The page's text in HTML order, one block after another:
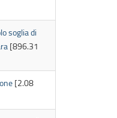
soglia di
[896.31
[2.08